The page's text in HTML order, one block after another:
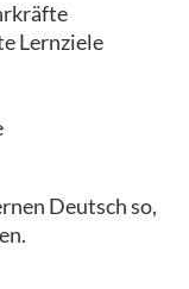
Lernziele
Deutsch so,